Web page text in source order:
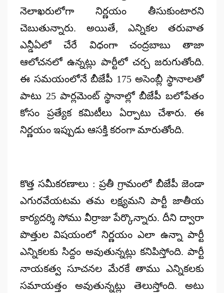
నెలాఖరులోగా నిర్ణయం తీసుకుంటారని
చెబుతున్నారు. అయితే, ఎన్నికల తరువాత
ఎన్డీఏలో చేరే విధంగా చంద్రబాబు తాజా
ఆలోచనలో ఉన్నట్లు పార్టీలో చర్చ జరుగుతోంది.
ఈ సమయంలోనే బీజేపీ 175 అసెంబ్లీ స్థానాలతో
పాటు 25 పార్లమెంట్ స్థానాల్లో బీజేపీ బలోపేతం
కోసం ప్రత్యేక కమిటీలు ఏర్పాటు చేశారు. ఈ
నిర్ణయం ఇప్పుడు ఆసక్తి కరంగా మారుతోంది.
కొత్త సమీకరణాలు : ప్రతీ గ్రామంలో బీజేపీ జెండా
ఎగురవేయటమ తమ లక్ష్యమని పార్టీ జాతీయ
కార్యదర్శి సోము వీర్రాజు పేర్కొన్నారు. దీని ద్వారా
పొత్తుల విషయంలో నిర్ణయం ఎలా ఉన్నా పార్టీ
ఎన్నికలకు సిద్దం అవుతున్నట్లు కనిపిస్తోంది. పార్టీ
నాయకత్వ సూచనల మేరకే తాము ఎన్నికలకు
సమాయత్తం అవుతున్నట్లు తెలుస్తోంది. అటు